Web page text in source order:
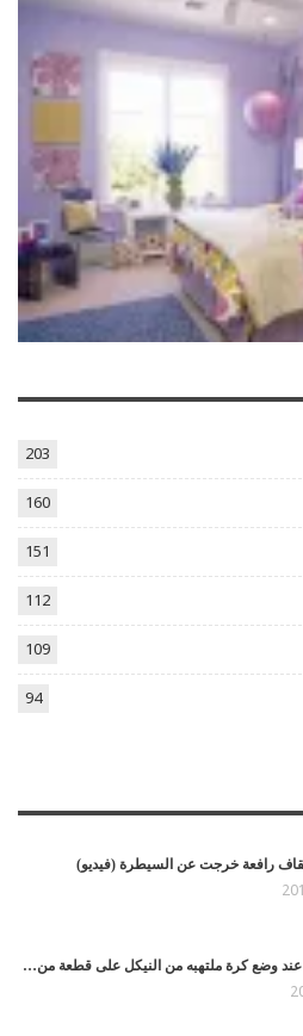
203
160
151
112
109
94
رافعة خرجت عن السيطرة (فيديو)
عند وضع كرة ملتهبه من النيكل على قطعة من…